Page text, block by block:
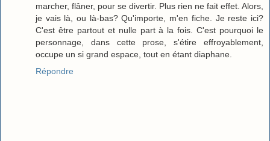
marcher, flâner, pour se divertir. Plus rien ne fait effet. Alors,
je vais là, ou là-bas? Qu'importe, m'en fiche. Je reste ici?
C'est être partout et nulle part à la fois. C'est pourquoi le
personnage, dans cette prose, s'étire effroyablement,
occupe un si grand espace, tout en étant diaphane.
Répondre